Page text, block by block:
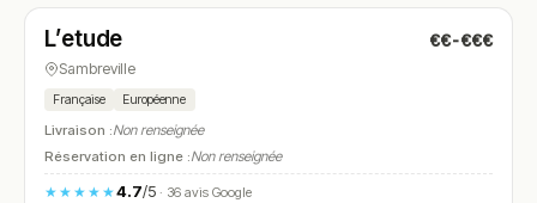
N° 13
L’etude €€-€€€
Sambreville
Française Européenne
Livraison :Non renseignée
Réservation en ligne :Non renseignée
★★★★★4.7/5· 36 avis Google